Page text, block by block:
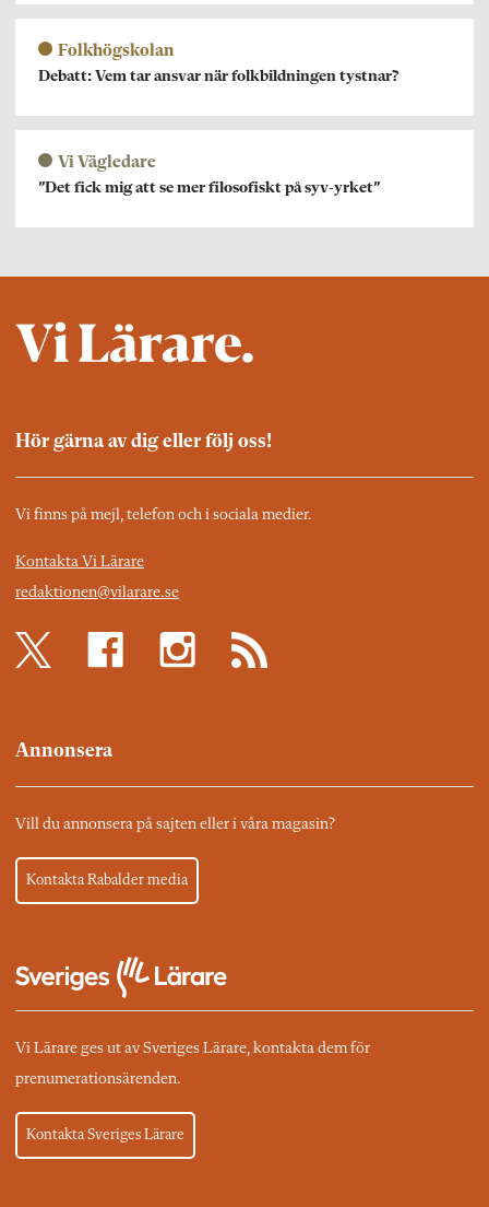
Folkhögskolan
Debatt: Vem tar ansvar när folkbildningen tystnar?
Vi Vägledare
”Det fick mig att se mer filosofiskt på syv-yrket”
Hör gärna av dig eller följ oss!
Vi finns på mejl, telefon och i sociala medier.
Kontakta Vi Lärare
redaktionen@vilarare.se
Annonsera
Vill du annonsera på sajten eller i våra magasin?
Kontakta Rabalder media
Vi Lärare ges ut av Sveriges Lärare, kontakta dem för
prenumerationsärenden.
Kontakta Sveriges Lärare